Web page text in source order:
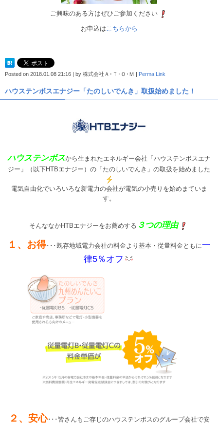
ご興味のある方はぜひご参加ください
お申込は こちらから
Posted on 2018.01.08 21:16 | by 株式会社Ａ･Ｔ･Ｏ･Ｍ | Perma Link
ハウステンボスエナジー「たのしいでんき」取扱始めました！
ハウステンボスから生まれたエネルギー会社「ハウステンボスエナ
ジー」（以下HTBエナジー）の「たのしいでんき」の取扱を始めました
電気自由化でいろいろな新電力の会社が電気の小売りを始めまていま
す。
そんななかHTBエナジーをお薦めする ３つの理由
１、お得･･･既存地域電力会社の料金より基本・従量料金ともに一
律5％オフ
２、安心･･･皆さんもご存じのハウステンボスのグループ会社で安